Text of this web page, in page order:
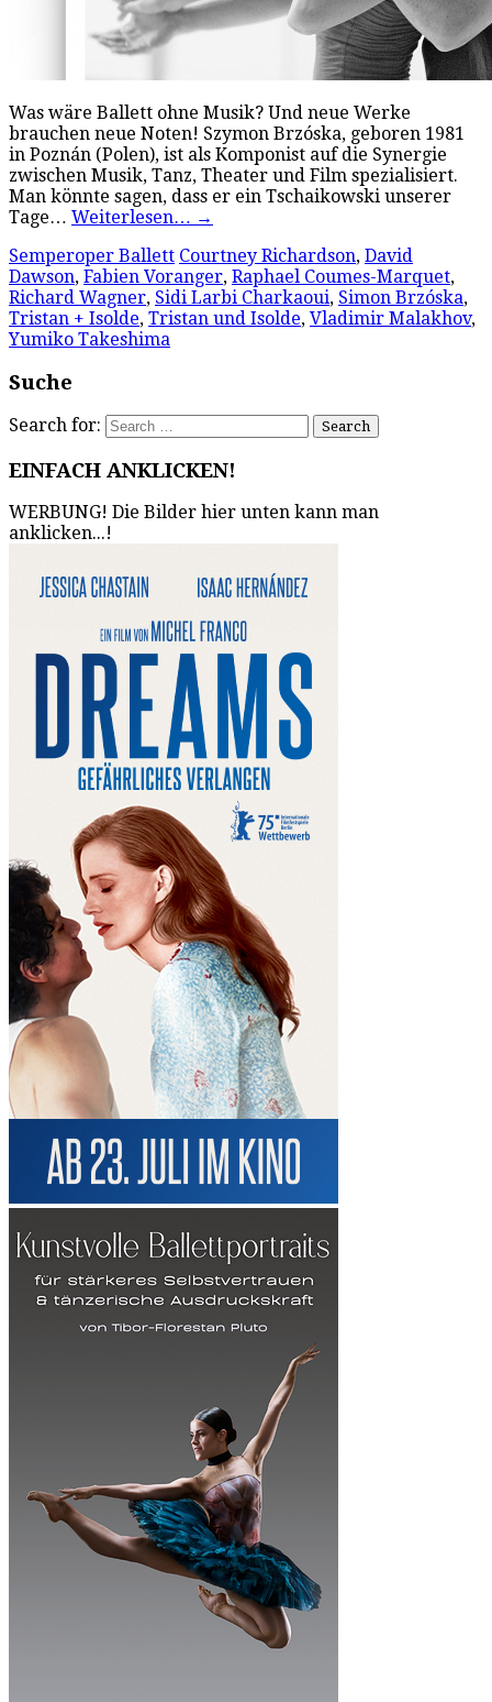
Was wäre Ballett ohne Musik? Und neue Werke
brauchen neue Noten! Szymon Brzóska, geboren 1981
in Poznán (Polen), ist als Komponist auf die Synergie
zwischen Musik, Tanz, Theater und Film spezialisiert.
Man könnte sagen, dass er ein Tschaikowski unserer
Tage… Weiterlesen… →
Semperoper Ballett Courtney Richardson, David
Dawson, Fabien Voranger, Raphael Coumes-Marquet,
Richard Wagner, Sidi Larbi Charkaoui, Simon Brzóska,
Tristan + Isolde, Tristan und Isolde, Vladimir Malakhov,
Yumiko Takeshima
Suche
Search for:
EINFACH ANKLICKEN!
WERBUNG! Die Bilder hier unten kann man
anklicken...!